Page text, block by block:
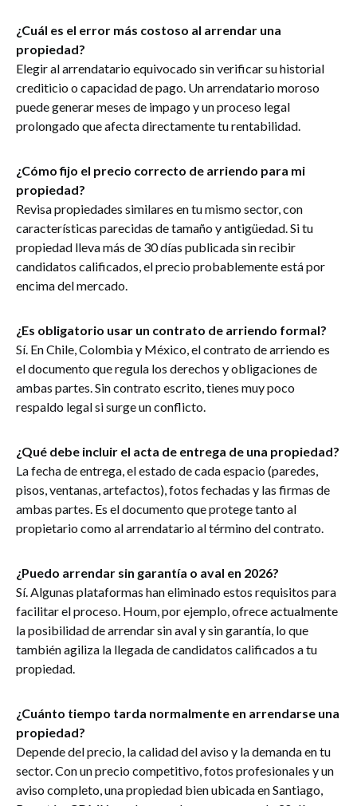
¿Cuál es el error más costoso al arrendar una
propiedad?
Elegir al arrendatario equivocado sin verificar su historial
crediticio o capacidad de pago. Un arrendatario moroso
puede generar meses de impago y un proceso legal
prolongado que afecta directamente tu rentabilidad.
¿Cómo fijo el precio correcto de arriendo para mi
propiedad?
Revisa propiedades similares en tu mismo sector, con
características parecidas de tamaño y antigüedad. Si tu
propiedad lleva más de 30 días publicada sin recibir
candidatos calificados, el precio probablemente está por
encima del mercado.
¿Es obligatorio usar un contrato de arriendo formal?
Sí. En Chile, Colombia y México, el contrato de arriendo es
el documento que regula los derechos y obligaciones de
ambas partes. Sin contrato escrito, tienes muy poco
respaldo legal si surge un conflicto.
¿Qué debe incluir el acta de entrega de una propiedad?
La fecha de entrega, el estado de cada espacio (paredes,
pisos, ventanas, artefactos), fotos fechadas y las firmas de
ambas partes. Es el documento que protege tanto al
propietario como al arrendatario al término del contrato.
¿Puedo arrendar sin garantía o aval en 2026?
Sí. Algunas plataformas han eliminado estos requisitos para
facilitar el proceso. Houm, por ejemplo, ofrece actualmente
la posibilidad de arrendar sin aval y sin garantía, lo que
también agiliza la llegada de candidatos calificados a tu
propiedad.
¿Cuánto tiempo tarda normalmente en arrendarse una
propiedad?
Depende del precio, la calidad del aviso y la demanda en tu
sector. Con un precio competitivo, fotos profesionales y un
aviso completo, una propiedad bien ubicada en Santiago,